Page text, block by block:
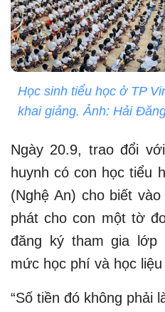
Học sinh tiểu học ở TP
khai giảng. Ảnh: Hải
Ngày 20.9, trao đổi
huynh có con học tiểu
(Nghệ An) cho biết
phát cho con một tờ
đăng ký tham gia lớp
mức học phí và học
“Số tiền đó không phải